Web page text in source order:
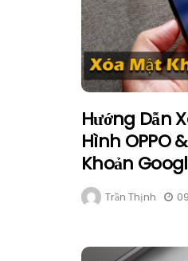
Hướng Dẫn
Hình OPPO
Khoản
Trần Thịnh